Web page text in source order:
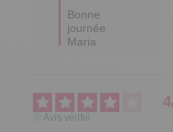
Bonne
journée
Maria
4
Avis vérifié